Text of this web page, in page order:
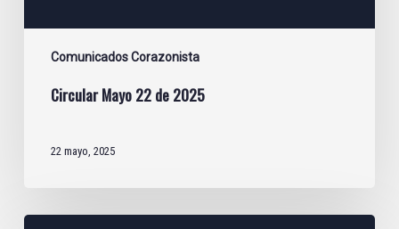
Comunicados Corazonista
Circular Mayo 22 de 2025
22 mayo, 2025